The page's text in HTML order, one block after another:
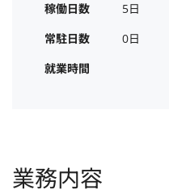
稼働日数
5日
常駐日数
0日
就業時間
業務内容